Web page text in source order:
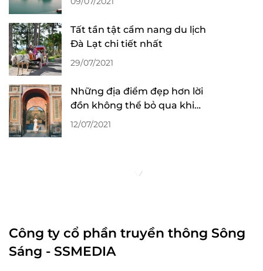
Tất tần tật cẩm nang du lịch
Đà Lạt chi tiết nhất
29/07/2021
Những địa điểm đẹp hơn lời
đồn không thể bỏ qua khi
du lịch Huế
12/07/2021
Công ty cổ phần truyền thông Sông
Sáng - SSMEDIA